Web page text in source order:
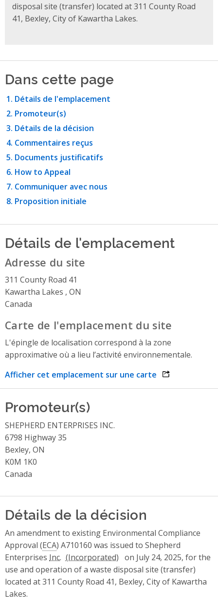
disposal site (transfer) located at 311 County Road
41, Bexley, City of Kawartha Lakes.
Dans cette page
Détails de l'emplacement
Promoteur(s)
Détails de la décision
Commentaires reçus
Documents justificatifs
How to Appeal
Communiquer avec nous
Proposition initiale
Détails de l'emplacement
Adresse du site
311 County Road 41
Kawartha Lakes , ON
Canada
Carte de l'emplacement du site
L'épingle de localisation correspond à la zone
approximative où a lieu l’activité environnementale.
Afficher cet emplacement sur une carte opens link in
Promoteur(s)
SHEPHERD ENTERPRISES INC.
6798 Highway 35
Bexley, ON
K0M 1K0
Canada
Détails de la décision
An amendment to existing Environmental Compliance
Approval (ECA) A710160 was issued to Shepherd
Enterprises Inc.
on July 24, 2025, for the
use and operation of a waste disposal site (transfer)
located at 311 County Road 41, Bexley, City of Kawartha
Lakes.